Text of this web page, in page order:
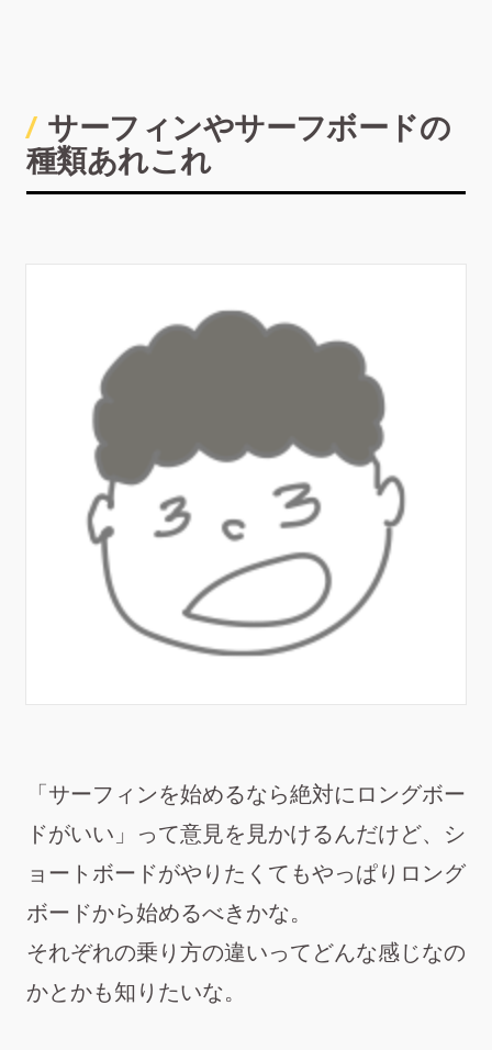
サーフィンやサーフボードの
種類あれこれ
「サーフィンを始めるなら絶対にロングボー
ドがいい」って意見を見かけるんだけど、シ
ョートボードがやりたくてもやっぱりロング
ボードから始めるべきかな。
それぞれの乗り方の違いってどんな感じなの
かとかも知りたいな。